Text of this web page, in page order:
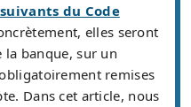
du Code
elles seront
banque, sur un
remises
Dans cet article, nous